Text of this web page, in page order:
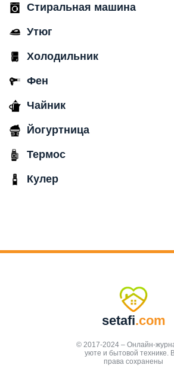
Стиральная машина
Утюг
Холодильник
Фен
Чайник
Йогуртница
Термос
Кулер
setafi.com
© 2017-2024 – Онлайн-
уюте и бытовой технике.
права сохранены